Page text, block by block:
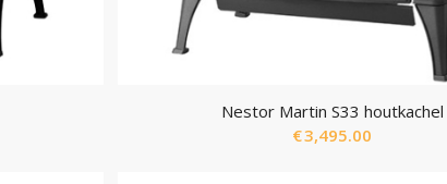
Nestor Martin S33 houtkachel
€3,495.00